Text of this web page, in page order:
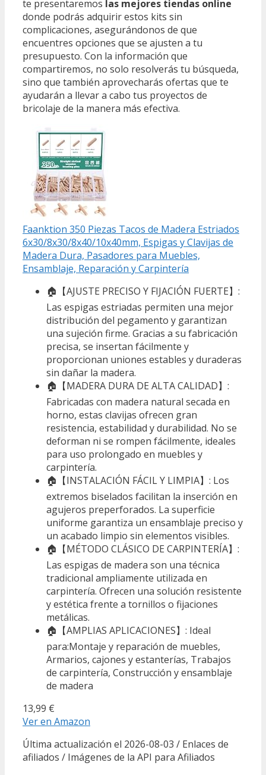
te presentaremos las mejores tiendas online
donde podrás adquirir estos kits sin
complicaciones, asegurándonos de que
encuentres opciones que se ajusten a tu
presupuesto. Con la información que
compartiremos, no solo resolverás tu búsqueda,
sino que también aprovecharás ofertas que te
ayudarán a llevar a cabo tus proyectos de
bricolaje de la manera más efectiva.
Faanktion 350 Piezas Tacos de Madera Estriados
6x30/8x30/8x40/10x40mm, Espigas y Clavijas de
Madera Dura, Pasadores para Muebles,
Ensamblaje, Reparación y Carpintería
🏠【AJUSTE PRECISO Y FIJACIÓN FUERTE】:
Las espigas estriadas permiten una mejor
distribución del pegamento y garantizan
una sujeción firme. Gracias a su fabricación
precisa, se insertan fácilmente y
proporcionan uniones estables y duraderas
sin dañar la madera.
🏠【MADERA DURA DE ALTA CALIDAD】:
Fabricadas con madera natural secada en
horno, estas clavijas ofrecen gran
resistencia, estabilidad y durabilidad. No se
deforman ni se rompen fácilmente, ideales
para uso prolongado en muebles y
carpintería.
🏠【INSTALACIÓN FÁCIL Y LIMPIA】: Los
extremos biselados facilitan la inserción en
agujeros preperforados. La superficie
uniforme garantiza un ensamblaje preciso y
un acabado limpio sin elementos visibles.
🏠【MÉTODO CLÁSICO DE CARPINTERÍA】:
Las espigas de madera son una técnica
tradicional ampliamente utilizada en
carpintería. Ofrecen una solución resistente
y estética frente a tornillos o fijaciones
metálicas.
🏠【AMPLIAS APLICACIONES】: Ideal
para:Montaje y reparación de muebles,
Armarios, cajones y estanterías, Trabajos
de carpintería, Construcción y ensamblaje
de madera
13,99 €
Ver en Amazon
Última actualización el 2026-08-03 / Enlaces de
afiliados / Imágenes de la API para Afiliados